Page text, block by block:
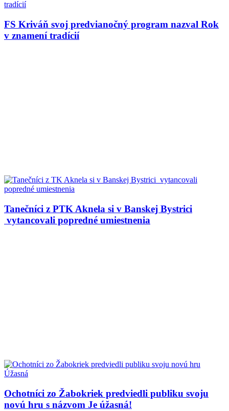
FS Kriváň svoj predvianočný program nazval Rok
v znamení tradícií
Tanečníci z PTK Aknela si v Banskej Bystrici
vytancovali popredné umiestnenia
Ochotníci zo Žabokriek predviedli publiku svoju
novú hru s názvom Je úžasná!